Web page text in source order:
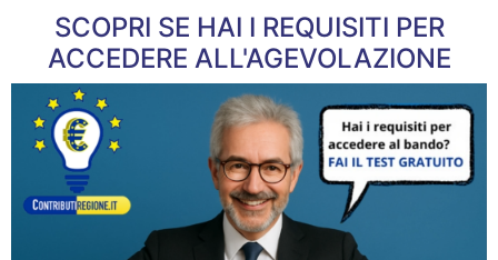
SCOPRI SE HAI I REQUISITI PER
ACCEDERE ALL'AGEVOLAZIONE